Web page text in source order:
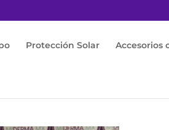
Protección Solar Accesorios